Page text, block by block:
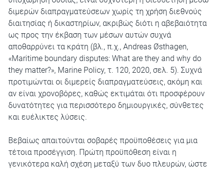
διμερών διαπραγματεύσεων χωρίς τη χρήση διεθνούς
διαιτησίας ή δικαστηρίων, ακριβώς διότι η αβεβαιότητα
ως προς την έκβαση των μέσων αυτών συχνά
αποθαρρύνει τα κράτη (βλ., π.χ., Andreas Østhagen,
«Maritime boundary disputes: What are they and why do
they matter?», Marine Policy, τ. 120, 2020, σελ. 5). Συχνά
προτιμώνται οι διμερείς διαπραγματεύσεις, ακόμη και
αν είναι χρονοβόρες, καθώς εκτιμάται ότι προσφέρουν
δυνατότητες για περισσότερο δημιουργικές, σύνθετες
και ευέλικτες λύσεις.
Βεβαίως απαιτούνται σοβαρές προϋποθέσεις για μια
τέτοια προσέγγιση. Πρώτη προϋπόθεση είναι η
γενικότερα καλή σχέση μεταξύ των δυο πλευρών, ώστε